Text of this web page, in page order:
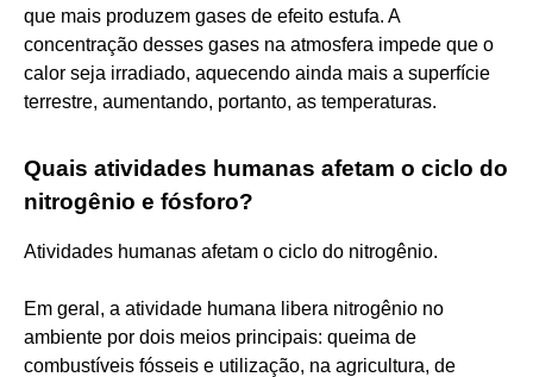
que mais produzem gases de efeito estufa. A
concentração desses gases na atmosfera impede que o
calor seja irradiado, aquecendo ainda mais a superfície
terrestre, aumentando, portanto, as temperaturas.
Quais atividades humanas afetam o ciclo do
nitrogênio e fósforo?
Atividades humanas afetam o ciclo do nitrogênio.
Em geral, a atividade humana libera nitrogênio no
ambiente por dois meios principais: queima de
combustíveis fósseis e utilização, na agricultura, de